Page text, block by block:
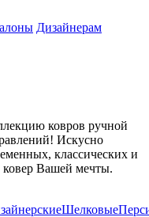
Дизайнерам
ковров ручной
Искусно
классических и
Вашей мечты.
Шелковые